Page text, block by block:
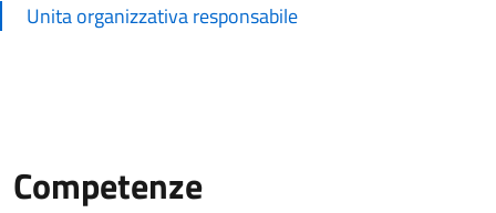
Unita organizzativa responsabile
Competenze